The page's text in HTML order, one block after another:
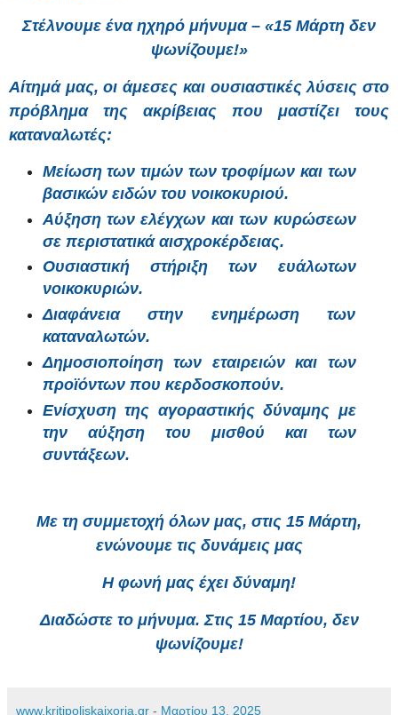
Στέλνουμε ένα ηχηρό μήνυμα – «15 Μάρτη δεν
ψωνίζουμε!»
Αίτημά μας, οι άμεσες και ουσιαστικές λύσεις στο
πρόβλημα της ακρίβειας που μαστίζει τους
καταναλωτές:
Μείωση των τιμών των τροφίμων και των
βασικών ειδών του νοικοκυριού.
Αύξηση των ελέγχων και των κυρώσεων
σε περιστατικά αισχροκέρδειας.
Ουσιαστική στήριξη των ευάλωτων
νοικοκυριών.
Διαφάνεια στην ενημέρωση των
καταναλωτών.
Δημοσιοποίηση των εταιρειών και των
προϊόντων που κερδοσκοπούν.
Ενίσχυση της αγοραστικής δύναμης με
την αύξηση του μισθού και των
συντάξεων.
Με τη συμμετοχή όλων μας, στις 15 Μάρτη,
ενώνουμε τις δυνάμεις μας
Η φωνή μας έχει δύναμη!
Διαδώστε το μήνυμα. Στις 15 Μαρτίου, δεν
ψωνίζουμε!
www.kritipoliskaixoria.gr - Μαρτίου 13, 2025